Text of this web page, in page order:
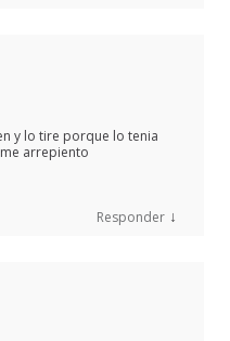
y lo tire porque lo tenia
arrepiento
Responder ↓